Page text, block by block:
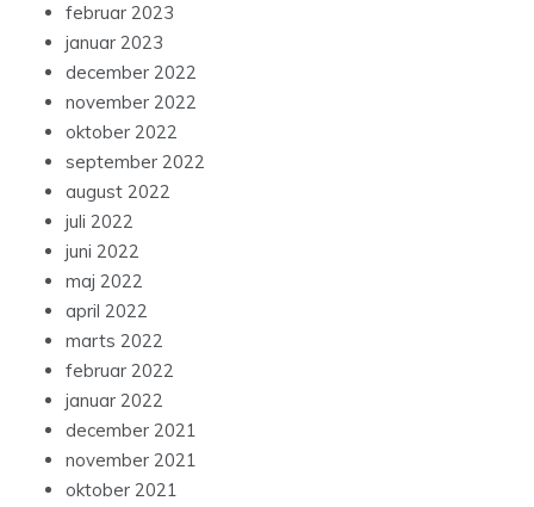
februar 2023
januar 2023
december 2022
november 2022
oktober 2022
september 2022
august 2022
juli 2022
juni 2022
maj 2022
april 2022
marts 2022
februar 2022
januar 2022
december 2021
november 2021
oktober 2021